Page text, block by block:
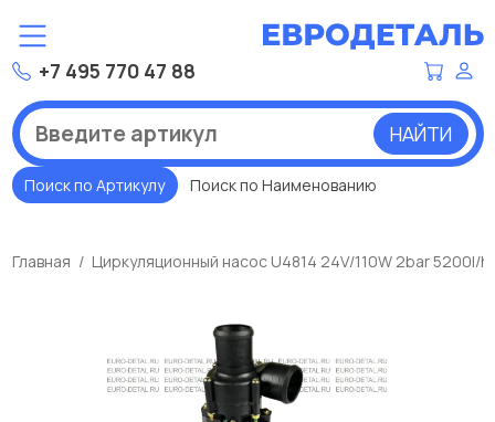
+7 495 770 47 88
НАЙТИ
Поиск по Артикулу Поиск по Наименованию
Главная Циркуляционный насос U4814 24V/110W 2bar 5200l/h